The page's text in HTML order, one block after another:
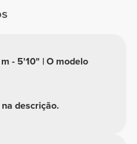
descrição.
- 5'10" | O modelo